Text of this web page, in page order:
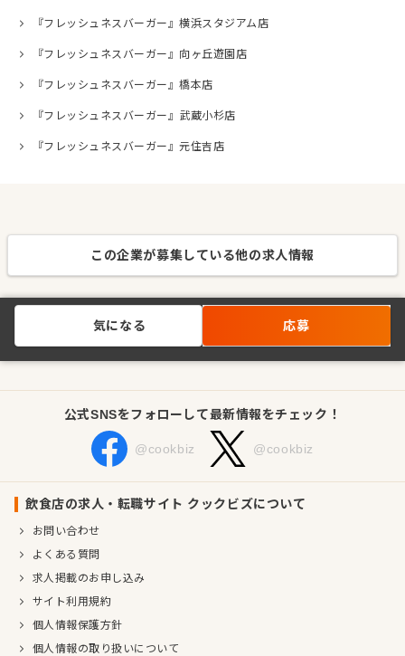
『フレッシュネスバーガー』横浜スタジアム店
『フレッシュネスバーガー』向ヶ丘遊園店
『フレッシュネスバーガー』橋本店
『フレッシュネスバーガー』武蔵小杉店
『フレッシュネスバーガー』元住吉店
この企業が募集している他の求人情報
気になる 応募
公式SNSをフォローして最新情報をチェック！
@cookbiz @cookbiz
飲食店の求人・転職サイト クックビズについて
お問い合わせ
よくある質問
求人掲載のお申し込み
サイト利用規約
個人情報保護方針
個人情報の取り扱いについて